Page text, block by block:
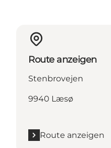
Route anzeigen
Stenbrovejen
9940 Læsø
Route anzeigen